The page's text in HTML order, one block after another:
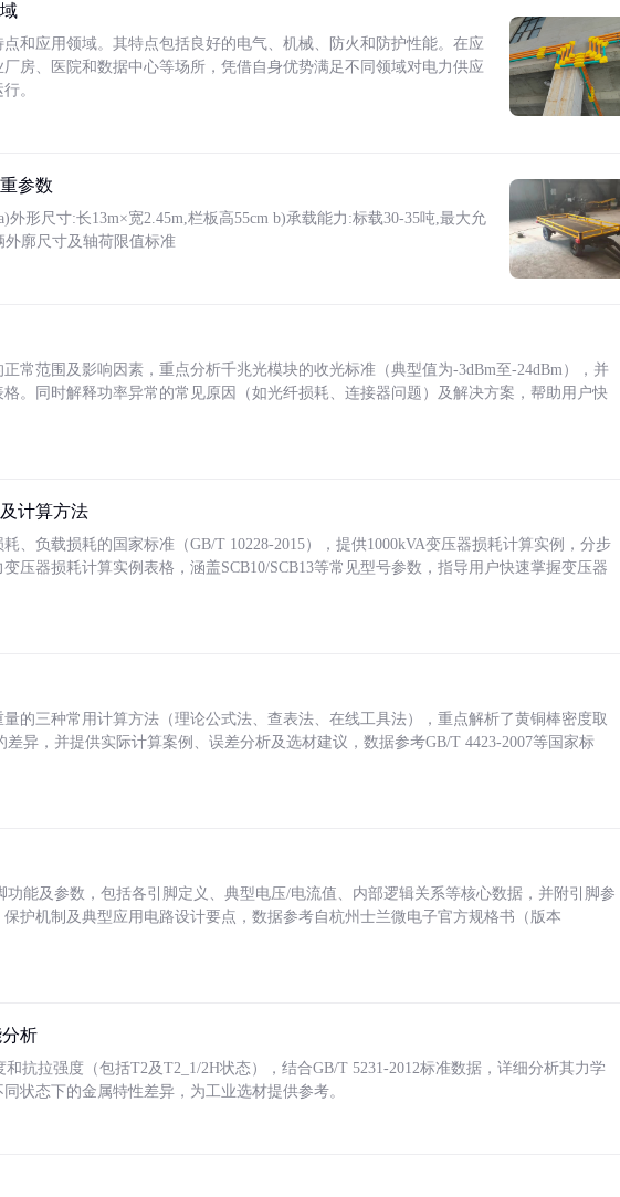
和应用领域。其特点包括良好的电气、机械、防火和防护性能。在应
房、医院和数据中心等场所，凭借自身优势满足不同领域对电力供应
。
参数
外形尺寸:长13m×宽2.45m,栏板高55cm b)承载能力:标载30-35吨,最大允
外廓尺寸及轴荷限值标准
常范围及影响因素，重点分析千兆光模块的收光标准（典型值为-3dBm至-24dBm），并
。同时解释功率异常的常见原因（如光纤损耗、连接器问题）及解决方案，帮助用户快
计算方法
、负载损耗的国家标准（GB/T 10228-2015），提供1000kVA变压器损耗计算实例，分步
压器损耗计算实例表格，涵盖SCB10/SCB13等常见型号参数，指导用户快速掌握变压器
的三种常用计算方法（理论公式法、查表法、在线工具法），重点解析了黄铜棒密度取
差异，并提供实际计算案例、误差分析及选材建议，数据参考GB/T 4423-2007等国家标
功能及参数，包括各引脚定义、典型电压/电流值、内部逻辑关系等核心数据，并附引脚参
护机制及典型应用电路设计要点，数据参考自杭州士兰微电子官方规格书（版本
析
抗拉强度（包括T2及T2_1/2H状态），结合GB/T 5231-2012标准数据，详细分析其力学
状态下的金属特性差异，为工业选材提供参考。